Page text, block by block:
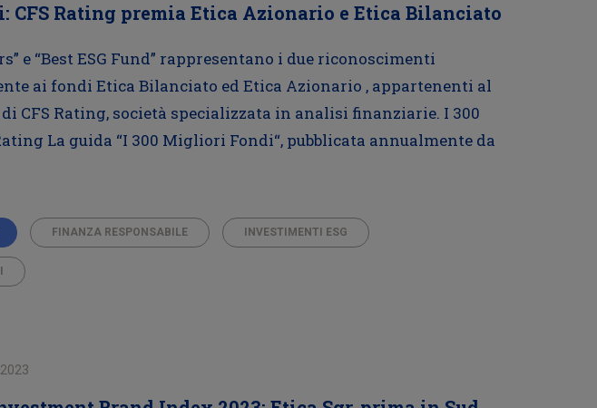
Rating premia Etica Azionario e Etica Bilanciato
e “Best ESG Fund” rappresentano i due riconoscimenti
ai fondi Etica Bilanciato ed Etica Azionario , appartenenti al
CFS Rating, società specializzata in analisi finanziarie. I 300
La guida “I 300 Migliori Fondi“, pubblicata annualmente da
FINANZA RESPONSABILE INVESTIMENTI ESG